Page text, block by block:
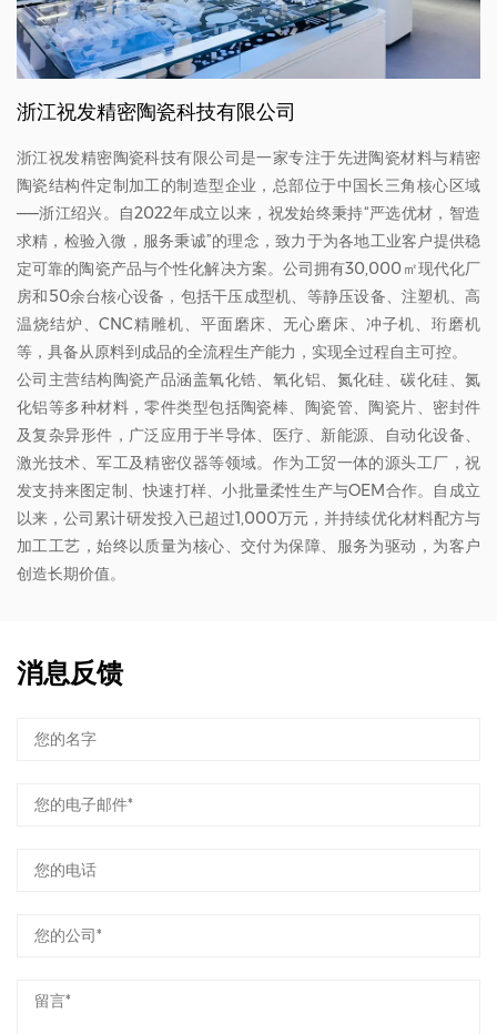
浙江祝发精密陶瓷科技有限公司
浙江祝发精密陶瓷科技有限公司是一家专注于先进陶瓷材料与精密
陶瓷结构件定制加工的制造型企业，总部位于中国长三角核心区域
——浙江绍兴。自2022年成立以来，祝发始终秉持“严选优材，智造
求精，检验入微，服务秉诚”的理念，致力于为各地工业客户提供稳
定可靠的陶瓷产品与个性化解决方案。公司拥有30,000㎡现代化厂
房和50余台核心设备，包括干压成型机、等静压设备、注塑机、高
温烧结炉、CNC精雕机、平面磨床、无心磨床、冲子机、珩磨机
等，具备从原料到成品的全流程生产能力，实现全过程自主可控。
公司主营结构陶瓷产品涵盖氧化锆、氧化铝、氮化硅、碳化硅、氮
化铝等多种材料，零件类型包括陶瓷棒、陶瓷管、陶瓷片、密封件
及复杂异形件，广泛应用于半导体、医疗、新能源、自动化设备、
激光技术、军工及精密仪器等领域。作为工贸一体的源头工厂，祝
发支持来图定制、快速打样、小批量柔性生产与OEM合作。自成立
以来，公司累计研发投入已超过1,000万元，并持续优化材料配方与
加工工艺，始终以质量为核心、交付为保障、服务为驱动，为客户
创造长期价值。
消息反馈